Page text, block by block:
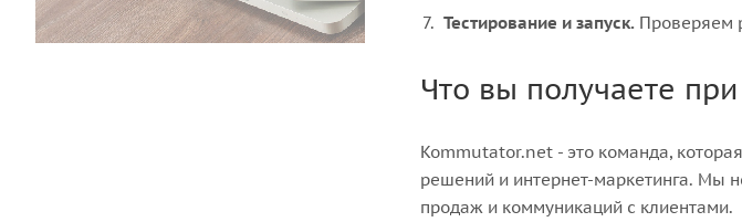
Тестирование и запуск. Проверяем
Что вы получаете
Kommutator.net - это команда,
решений и интернет-маркетинга. Мы
продаж и коммуникаций с клиентами.